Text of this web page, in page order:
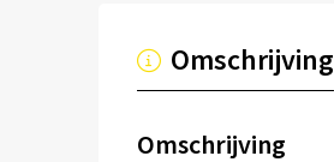
Omschrijving
Omschrijving